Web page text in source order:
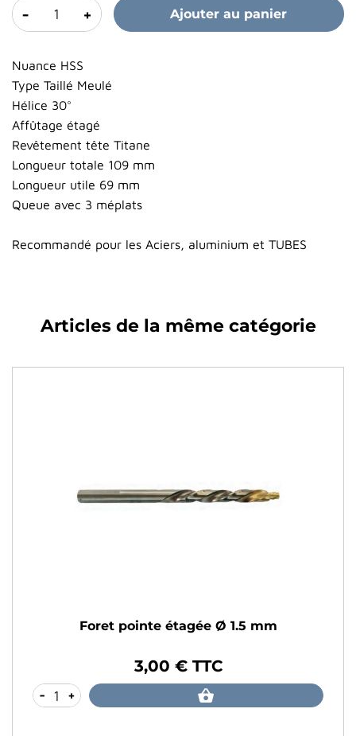
- + Ajouter au panier
Nuance HSS
Type Taillé Meulé
Hélice 30°
Affûtage étagé
Revêtement tête Titane
Longueur totale 109 mm
Longueur utile 69 mm
Queue avec 3 méplats
Recommandé pour les Aciers, aluminium et TUBES
Articles de la même catégorie
Foret pointe étagée Ø 1.5 mm
3,00 € TTC
- +